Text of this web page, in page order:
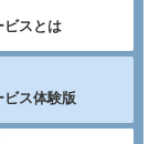
ビスとは
ビス体験版